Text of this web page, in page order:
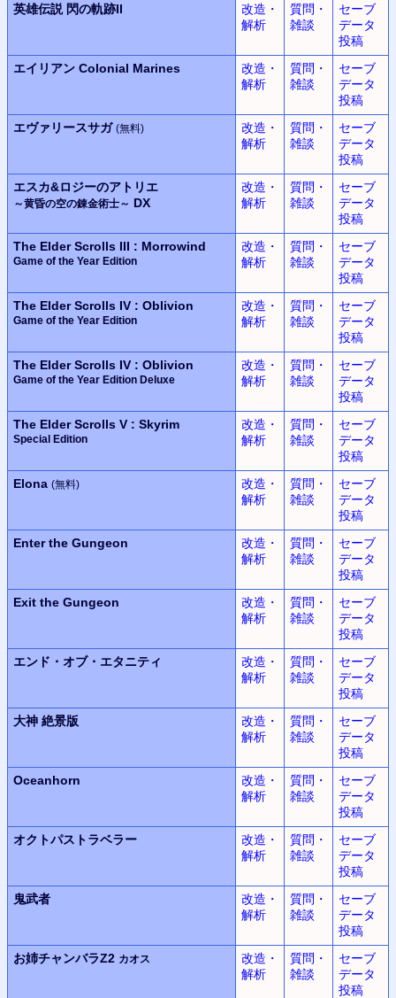
英雄伝説 閃の軌跡II
改造・
解析
質問・
雑談
セーブ
データ
投稿
エイリアン Colonial Marines
改造・
解析
質問・
雑談
セーブ
データ
投稿
エヴァリースサガ (無料)
改造・
解析
質問・
雑談
セーブ
データ
投稿
エスカ&ロジーのアトリエ
～黄昏の空の錬金術士～ DX
改造・
解析
質問・
雑談
セーブ
データ
投稿
The Elder Scrolls III : Morrowind
Game of the Year Edition
改造・
解析
質問・
雑談
セーブ
データ
投稿
The Elder Scrolls IV : Oblivion
Game of the Year Edition
改造・
解析
質問・
雑談
セーブ
データ
投稿
The Elder Scrolls IV : Oblivion
Game of the Year Edition Deluxe
改造・
解析
質問・
雑談
セーブ
データ
投稿
The Elder Scrolls V : Skyrim
Special Edition
改造・
解析
質問・
雑談
セーブ
データ
投稿
Elona (無料)
改造・
解析
質問・
雑談
セーブ
データ
投稿
Enter the Gungeon
改造・
解析
質問・
雑談
セーブ
データ
投稿
Exit the Gungeon
改造・
解析
質問・
雑談
セーブ
データ
投稿
エンド・オブ・エタニティ
改造・
解析
質問・
雑談
セーブ
データ
投稿
大神 絶景版
改造・
解析
質問・
雑談
セーブ
データ
投稿
Oceanhorn
改造・
解析
質問・
雑談
セーブ
データ
投稿
オクトパストラベラー
改造・
解析
質問・
雑談
セーブ
データ
投稿
鬼武者
改造・
解析
質問・
雑談
セーブ
データ
投稿
お姉チャンバラZ2 カオス
改造・
解析
質問・
雑談
セーブ
データ
投稿